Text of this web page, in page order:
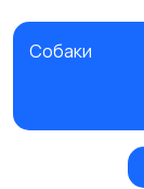
Собаки